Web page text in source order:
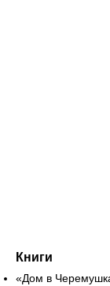
Книги
«Дом в